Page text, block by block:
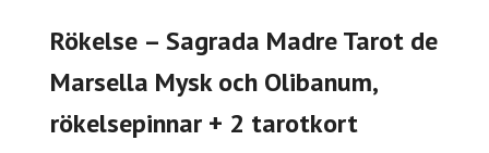
Rökelse – Sagrada Madre Tarot de
Marsella Mysk och Olibanum,
rökelsepinnar + 2 tarotkort